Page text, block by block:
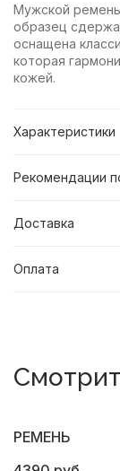
Мужской
образец
оснащена
которая
кожей.
Характеристики
Рекомендации
Доставка
Оплата
РЕМЕНЬ